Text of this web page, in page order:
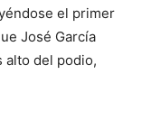
el primer
José García
alto del podio,